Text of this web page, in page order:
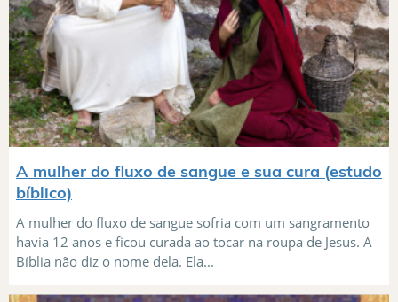
A mulher do fluxo de sangue e sua cura (estudo
bíblico)
A mulher do fluxo de sangue sofria com um sangramento
havia 12 anos e ficou curada ao tocar na roupa de Jesus. A
Bíblia não diz o nome dela. Ela...